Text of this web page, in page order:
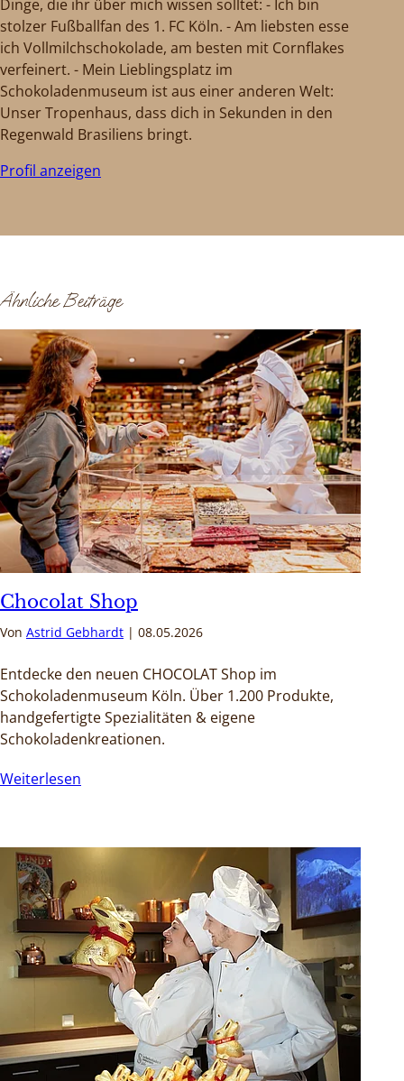
Dinge, die ihr über mich wissen solltet: - Ich bin
stolzer Fußballfan des 1. FC Köln. - Am liebsten esse
ich Vollmilchschokolade, am besten mit Cornflakes
verfeinert. - Mein Lieblingsplatz im
Schokoladenmuseum ist aus einer anderen Welt:
Unser Tropenhaus, dass dich in Sekunden in den
Regenwald Brasiliens bringt.
Profil anzeigen
Ähnliche Beiträge
Chocolat Shop
Von Astrid Gebhardt 08.05.2026
Entdecke den neuen CHOCOLAT Shop im
Schokoladenmuseum Köln. Über 1.200 Produkte,
handgefertigte Spezialitäten & eigene
Schokoladenkreationen.
Weiterlesen